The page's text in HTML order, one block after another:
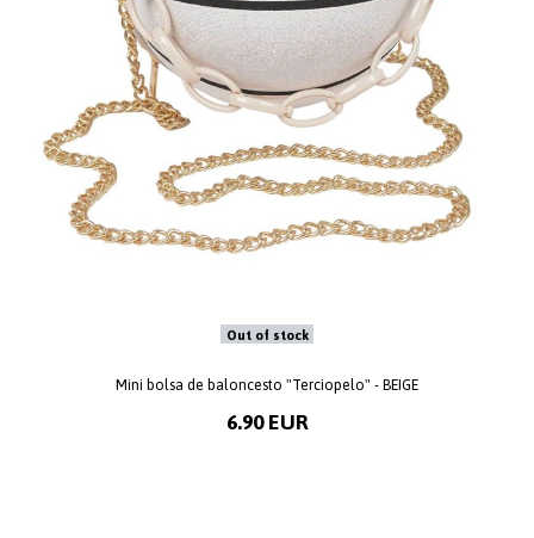
Out of stock
Mini bolsa de baloncesto "Terciopelo" - BEIGE
6.90 EUR